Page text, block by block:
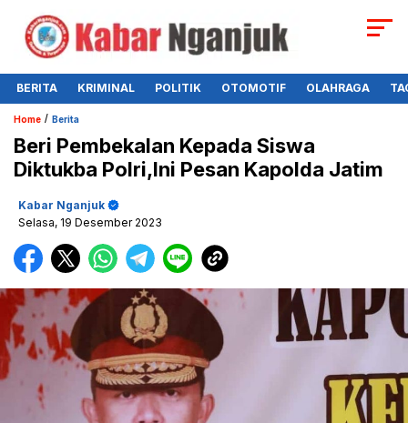
BERITA KRIMINAL POLITIK OTOMOTIF OLAHRAGA
Home / Berita
Beri Pembekalan Kepada Siswa
Diktukba Polri,Ini Pesan Kapolda Jatim
Kabar Nganjuk
Selasa, 19 Desember 2023